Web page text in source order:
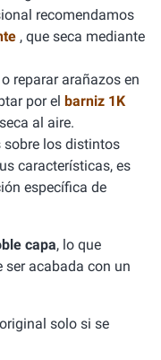
recomendamos
, que seca mediante
reparar arañazos en
por el barniz 1K
al aire.
los distintos
características, es
específica de
capa, lo que
ser acabada con un
solo si se